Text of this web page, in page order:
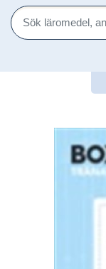
Sök